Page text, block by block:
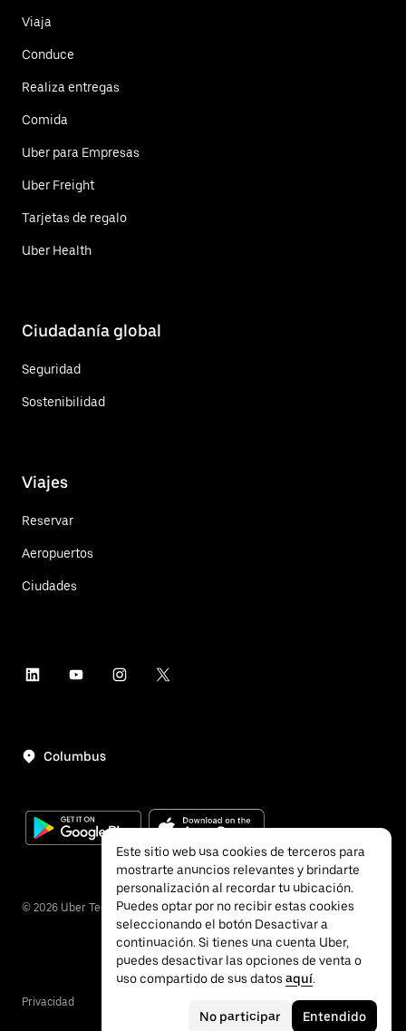
Viaja
Conduce
Realiza entregas
Comida
Uber para Empresas
Uber Freight
Tarjetas de regalo
Uber Health
Ciudadanía global
Seguridad
Sostenibilidad
Viajes
Reservar
Aeropuertos
Ciudades
Columbus
© 2026 Uber Technologies, Inc.
Privacidad
Este sitio web usa cookies de terceros para
mostrarte anuncios relevantes y brindarte
personalización al recordar tu ubicación.
Puedes optar por no recibir estas cookies
seleccionando el botón Desactivar a
continuación. Si tienes una cuenta Uber,
puedes desactivar las opciones de venta o
uso compartido de sus datos aquí.
No participar Entendido